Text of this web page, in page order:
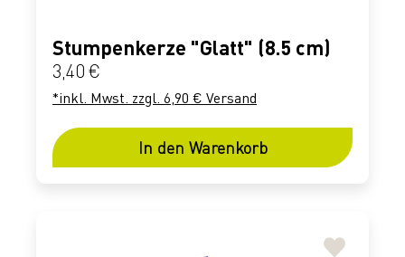
Stumpenkerze "Glatt" (8.5 cm)
Regulärer Preis:
3,40 €
*inkl. Mwst. zzgl. 6,90 € Versand
In den Warenkorb